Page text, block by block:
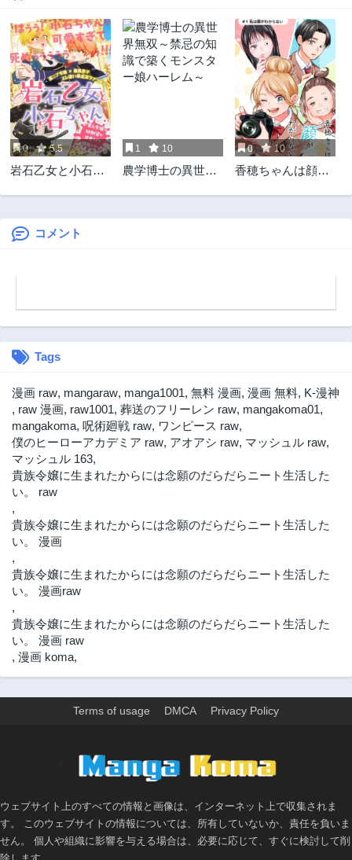
第1話
2年前
0 5.5
岩石乙女と小石ち
て瀕死です〜
1 10
農学博士の異世界
娘ハーレム～
0 10
香穂ちゃんは顔が
コメント
Tags
漫画 raw, mangaraw, manga1001, 無料 漫画, 漫画 無料, K-漫神
, raw 漫画, raw1001, 葬送のフリーレン raw, mangakoma01,
mangakoma, 呪術廻戦 raw, ワンピース raw,
僕のヒーローアカデミア raw, アオアシ raw, マッシュル raw,
マッシュル 163,
貴族令嬢に生まれたからには念願のだらだらニート生活した
い。 raw
,
貴族令嬢に生まれたからには念願のだらだらニート生活した
い。 漫画
,
貴族令嬢に生まれたからには念願のだらだらニート生活した
い。 漫画raw
,
貴族令嬢に生まれたからには念願のだらだらニート生活した
い。 漫画 raw
, 漫画 koma,
Terms of usage DMCA Privacy Policy
ウェブサイト上のすべての情報と画像は、インターネット上で収集されま
す。 このウェブサイトの情報については、所有していないか、責任を負いま
せん。 個人や組織に影響を与える場合は、必要に応じて、すぐに検討して削